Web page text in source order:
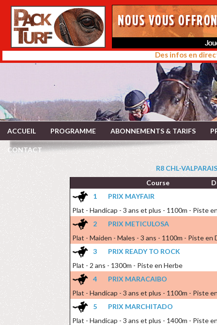
Des infos en
ACCUEIL PROGRAMME ABONNEMENTS & TARIFS
CONTACT
R8 CHL-
Course
1
PRIX MAYFAIR
Plat - Handicap - 3 ans et plus - 1100m - Piste
2
PRIX METICULOSA
Plat - Maiden - Males - 3 ans - 1100m - Piste en
3
PRIX READY TO ROCK
Plat - 2 ans - 1300m - Piste en Herbe
4
PRIX MARACAIBO
Plat - Handicap - 3 ans et plus - 1100m - Piste
5
PRIX MARCHITADO
Plat - Handicap - 3 ans et plus - 1400m - Piste